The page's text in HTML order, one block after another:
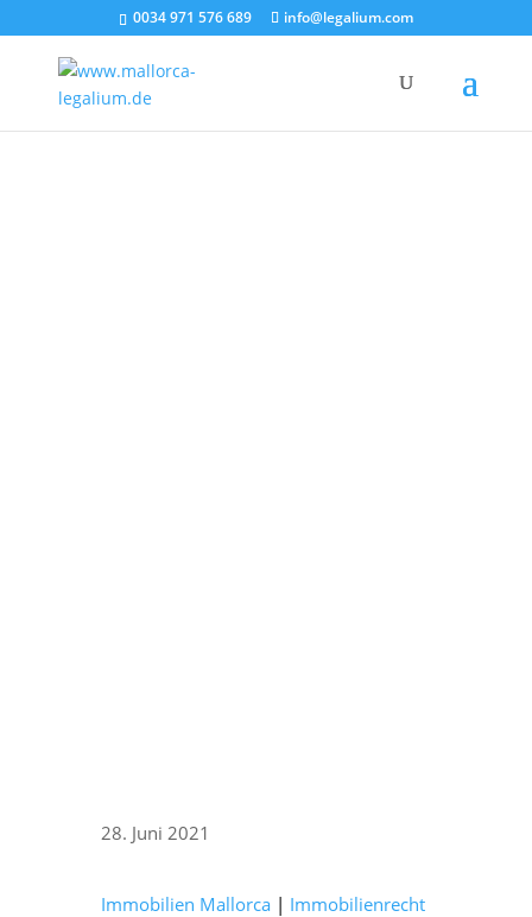
0034 971 576 689 info@legalium.com
28. Juni 2021
Immobilien Mallorca | Immobilienrecht